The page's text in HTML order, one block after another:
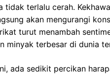
tidak terlalu cerah.
akan mengurangi
turut menambah
minyak terbesar di dunia
ada sedikit percikan